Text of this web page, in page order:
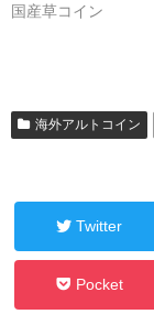
国産草コイン
海外アルトコイン
Twitter
Pocket